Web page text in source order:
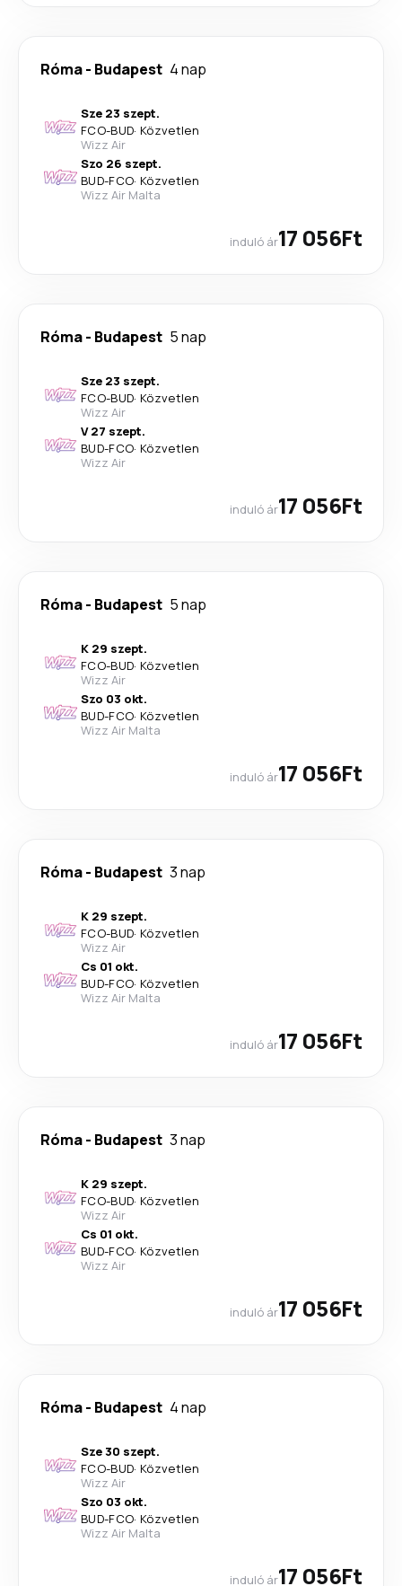
Róma- Budapest 4 nap
Sze 23 szept.
FCO-BUD· Közvetlen
Wizz Air
Szo 26 szept.
BUD-FCO· Közvetlen
Wizz Air Malta
induló ár17 056Ft
Róma- Budapest 5 nap
Sze 23 szept.
FCO-BUD· Közvetlen
Wizz Air
V 27 szept.
BUD-FCO· Közvetlen
Wizz Air
induló ár17 056Ft
Róma- Budapest 5 nap
K 29 szept.
FCO-BUD· Közvetlen
Wizz Air
Szo 03 okt.
BUD-FCO· Közvetlen
Wizz Air Malta
induló ár17 056Ft
Róma- Budapest 3 nap
K 29 szept.
FCO-BUD· Közvetlen
Wizz Air
Cs 01 okt.
BUD-FCO· Közvetlen
Wizz Air Malta
induló ár17 056Ft
Róma- Budapest 3 nap
K 29 szept.
FCO-BUD· Közvetlen
Wizz Air
Cs 01 okt.
BUD-FCO· Közvetlen
Wizz Air
induló ár17 056Ft
Róma- Budapest 4 nap
Sze 30 szept.
FCO-BUD· Közvetlen
Wizz Air
Szo 03 okt.
BUD-FCO· Közvetlen
Wizz Air Malta
induló ár17 056Ft